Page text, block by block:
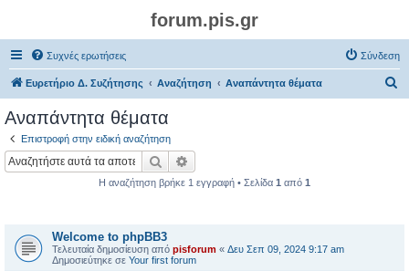
forum.pis.gr
Συχνές ερωτήσεις Σύνδεση
Ευρετήριο Δ. Συζήτησης Αναζήτηση Αναπάντητα θέματα
Αναπάντητα θέματα
Επιστροφή στην ειδική αναζήτηση
Αναζήτηση
Η αναζήτηση βρήκε 1 εγγραφή • Σελίδα 1 από 1
Welcome to phpBB3
Τελευταία δημοσίευση από pisforum « Δευ Σεπ 09, 2024 9:17 am
Δημοσιεύτηκε σε Your first forum